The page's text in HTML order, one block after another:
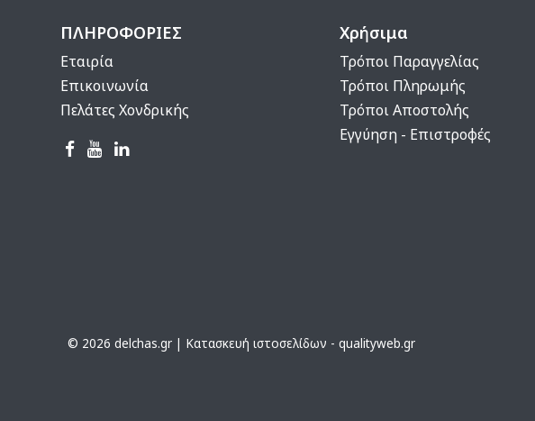
ΠΛΗΡΟΦΟΡΙΕΣ
Εταιρία
Επικοινωνία
Πελάτες Χονδρικής
Χρήσιμα
Τρόποι Παραγγελίας
Τρόποι Πληρωμής
Τρόποι Αποστολής
Εγγύηση - Επιστροφές
© 2026 delchas.gr | Κατασκευή ιστοσελίδων - qualityweb.gr